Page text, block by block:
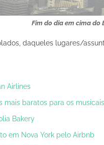
Fim do dia em cima do
daqueles lugares/
Airlines
mais baratos para os
Bakery
em Nova York pelo Airbnb